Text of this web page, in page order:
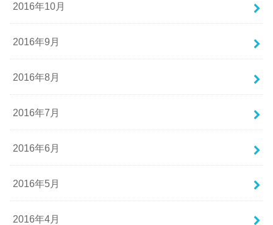
2016年10月
2016年9月
2016年8月
2016年7月
2016年6月
2016年5月
2016年4月